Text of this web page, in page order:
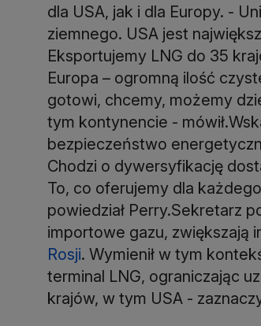
dla USA, jak i dla Europy. -
ziemnego. USA jest
Eksportujemy LNG do 35
Europa – ogromną ilość
gotowi, chcemy, możemy
tym kontynencie -
bezpieczeństwo
Chodzi o dywersyfikację
To, co oferujemy dla
powiedział Perry.Sekretarz
importowe gazu, zwiększają
Rosji. Wymienił w tym
terminal LNG, ograniczając
krajów, w tym USA -